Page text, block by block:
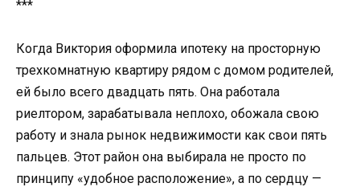
***
Когда Виктория оформила ипотеку на просторную
трехкомнатную квартиру рядом с домом родителей,
ей было всего двадцать пять. Она работала
риелтором, зарабатывала неплохо, обожала свою
работу и знала рынок недвижимости как свои пять
пальцев. Этот район она выбирала не просто по
принципу «удобное расположение», а по сердцу —